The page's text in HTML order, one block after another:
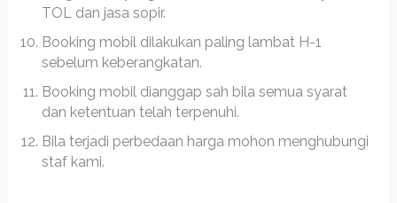
TOL dan jasa sopir.
Booking mobil dilakukan paling lambat H-1
sebelum keberangkatan.
Booking mobil dianggap sah bila semua syarat
dan ketentuan telah terpenuhi.
Bila terjadi perbedaan harga mohon menghubungi
staf kami.